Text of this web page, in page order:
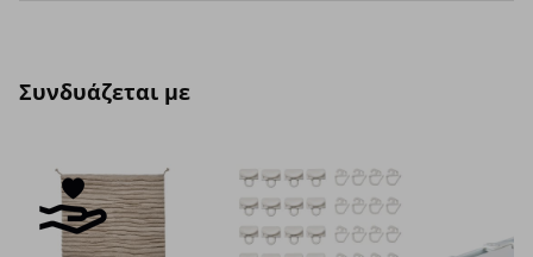
Συνδυάζεται με